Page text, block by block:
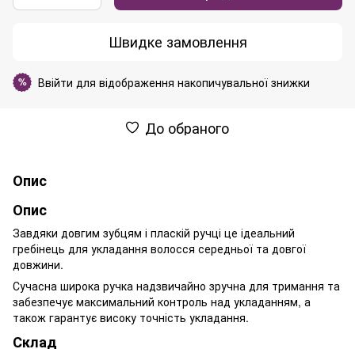
Швидке замовлення
% Ввійти для відображення накопичувальної знижки
До обраного
Опис
Опис
Завдяки довгим зубцям і пласкій ручці це ідеальний
гребінець для укладання волосся середньої та довгої
довжини.
Сучасна широка ручка надзвичайно зручна для тримання та
забезпечує максимальний контроль над укладанням, а
також гарантує високу точність укладання.
Склад